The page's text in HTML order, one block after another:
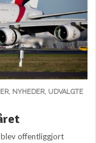
, NYHEDER, UDVALGTE
offentliggjort